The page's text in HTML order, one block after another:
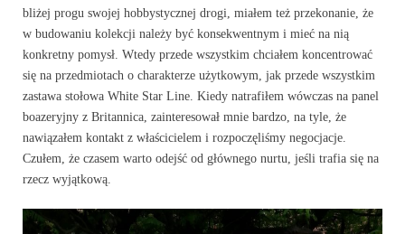
bliżej progu swojej hobbystycznej drogi, miałem też przekonanie, że
w budowaniu kolekcji należy być konsekwentnym i mieć na nią
konkretny pomysł. Wtedy przede wszystkim chciałem koncentrować
się na przedmiotach o charakterze użytkowym, jak przede wszystkim
zastawa stołowa White Star Line. Kiedy natrafiłem wówczas na panel
boazeryjny z Britannica, zainteresował mnie bardzo, na tyle, że
nawiązałem kontakt z właścicielem i rozpoczęliśmy negocjacje.
Czułem, że czasem warto odejść od głównego nurtu, jeśli trafia się na
rzecz wyjątkową.